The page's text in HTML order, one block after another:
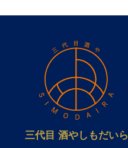
三代目 酒やしもだいら